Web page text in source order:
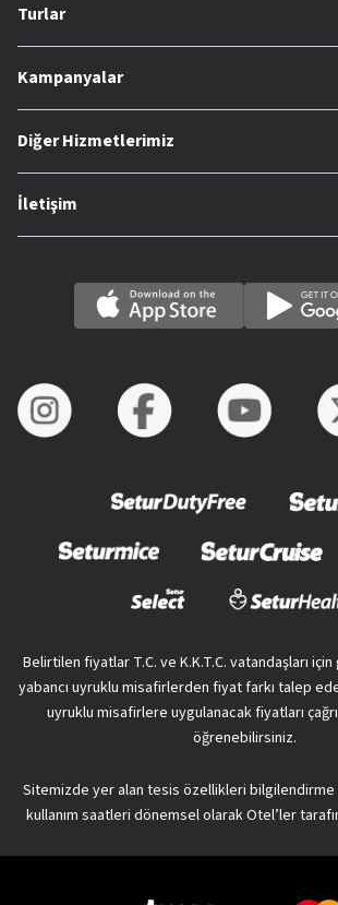
Turlar
Kampanyalar
Diğer Hizmetlerimiz
İletişim
Belirtilen fiyatlar T.C. ve K.K.T.C. vatandaşları
yabancı uyruklu misafirlerden fiyat farkı talep
uyruklu misafirlere uygulanacak fiyatları
öğrenebilirsiniz.
Sitemizde yer alan tesis özellikleri bilgilendirme
kullanım saatleri dönemsel olarak Otel’ler